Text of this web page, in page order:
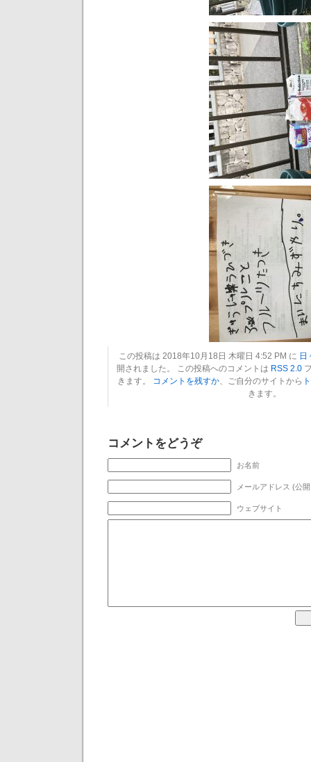
この投稿は 2018年10月18日 木曜日 4:52 PM に 日
開されました。 この投稿へのコメントは RSS 2.0
きます。 コメントを残すか、ご自分のサイトから
きます。
コメントをどうぞ
お名前
メールアドレス (公
ウェブサイト